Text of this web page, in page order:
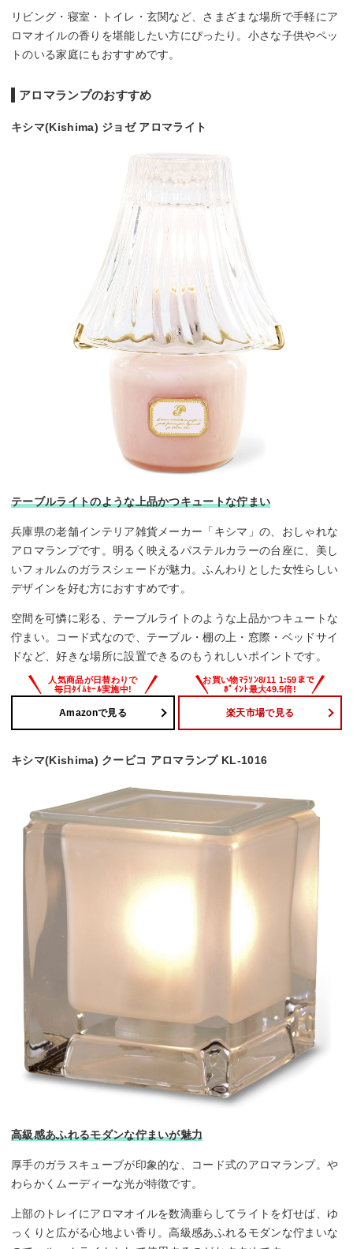
リビング・寝室・トイレ・玄関など、さまざまな場所で手軽にア
ロマオイルの香りを堪能したい方にぴったり。小さな子供やペッ
トのいる家庭にもおすすめです。
アロマランプのおすすめ
キシマ(Kishima) ジョゼ アロマライト
テーブルライトのような上品かつキュートな佇まい
兵庫県の老舗インテリア雑貨メーカー「キシマ」の、おしゃれな
アロマランプです。明るく映えるパステルカラーの台座に、美し
いフォルムのガラスシェードが魅力。ふんわりとした女性らしい
デザインを好む方におすすめです。
空間を可憐に彩る、テーブルライトのような上品かつキュートな
佇まい。コード式なので、テーブル・棚の上・窓際・ベッドサイ
ドなど、好きな場所に設置できるのもうれしいポイントです。
Amazonで見る 楽天市場で見る
キシマ(Kishima) クービコ アロマランプ KL-1016
高級感あふれるモダンな佇まいが魅力
厚手のガラスキューブが印象的な、コード式のアロマランプ。や
わらかくムーディーな光が特徴です。
上部のトレイにアロマオイルを数滴垂らしてライトを灯せば、ゆ
っくりと広がる心地よい香り。高級感あふれるモダンな佇まいな